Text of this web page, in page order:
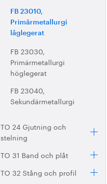
FB 23010,
Primärmetallurgi
låglegerat
FB 23030,
Primärmetallurgi
höglegerat
FB 23040,
Sekundärmetallurgi
TO 24 Gjutning och
stelning
TO 31 Band och plåt
TO 32 Stång och profil